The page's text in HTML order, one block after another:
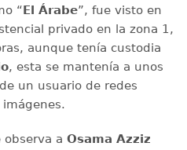
“ El Árabe”, fue visto en
privado en la zona 1,
aunque tenía custodia
, esta se mantenía a unos
un usuario de redes
observa a Osama Azziz